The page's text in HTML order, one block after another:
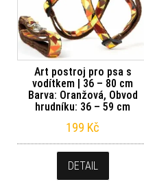
Art postroj pro psa s
vodítkem | 36 – 80 cm
Barva: Oranžová, Obvod
hrudníku: 36 – 59 cm
199 Kč
DETAIL